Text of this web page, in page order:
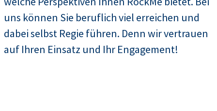
uns können Sie beruflich viel erreichen und
dabei selbst Regie führen. Denn wir vertrauen
auf Ihren Einsatz und Ihr Engagement!